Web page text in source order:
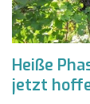
Heiße
jetzt